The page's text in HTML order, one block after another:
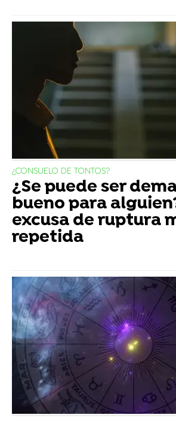
¿CONSUELO DE TONTOS?
¿Se puede ser
bueno para
excusa de ruptura
repetida